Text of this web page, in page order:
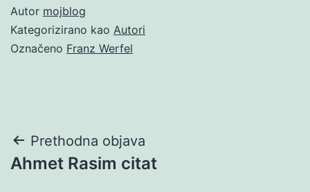
Autor mojblog
Kategorizirano kao Autori
Označeno Franz Werfel
Navigacija
objava
Prethodna objava
Ahmet Rasim citat